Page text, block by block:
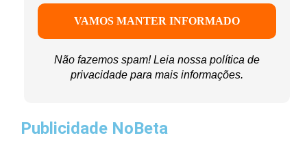
Não fazemos spam! Leia nossa política de
privacidade para mais informações.
Publicidade NoBeta